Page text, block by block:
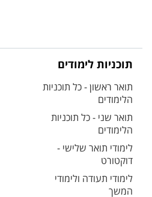
תוכניות לימודים
תואר ראשון - כל תוכניות
הלימודים
תואר שני - כל תוכניות
הלימודים
לימודי תואר שלישי -
דוקטורט
לימודי תעודה ולימודי
המשך